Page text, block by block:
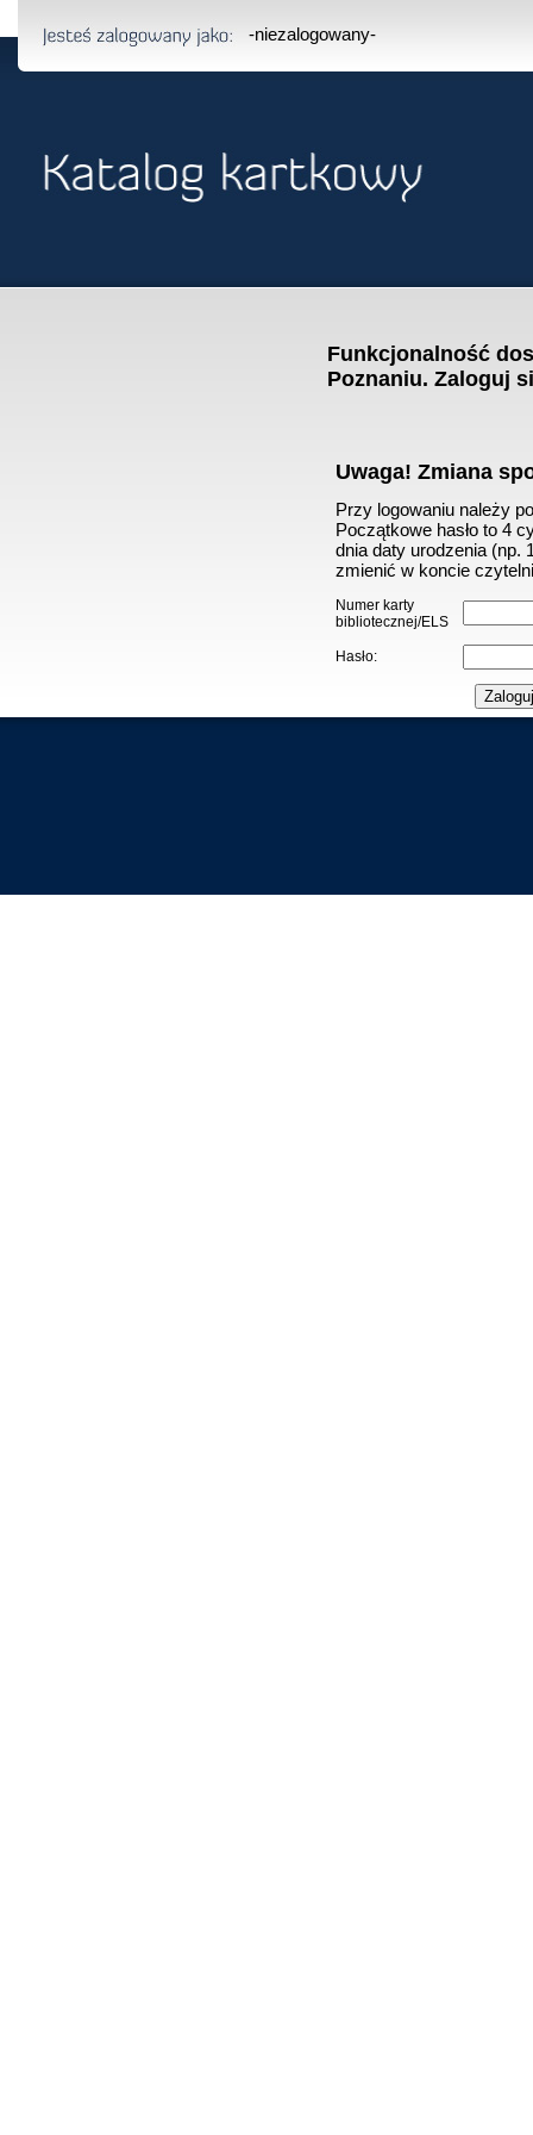
-niezalogowany-
Funkcjonalność
Poznaniu. Zaloguj
Uwaga! Zmiana
Przy logowaniu należy
Początkowe hasło to 4
dnia daty urodzenia (np.
zmienić w koncie
Numer karty
bibliotecznej/ELS
Hasło: